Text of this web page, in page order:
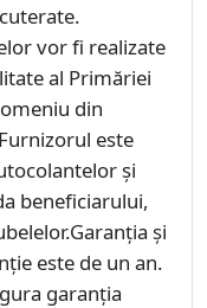
vor fi realizate
al Primăriei
din
este
şi
beneficiarului,
şi
este de un an.
garanţia